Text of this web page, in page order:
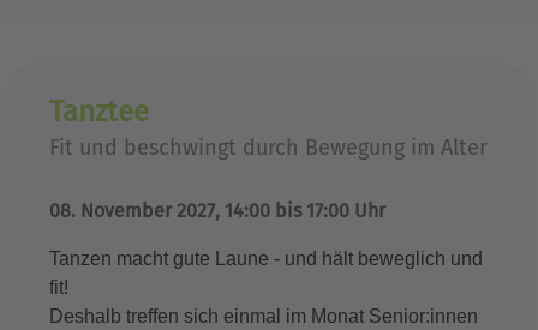
Tanztee
Fit und beschwingt durch Bewegung im Alter
08. November 2027, 14:00 bis 17:00 Uhr
Tanzen macht gute Laune - und hält beweglich und
fit!
Deshalb treffen sich einmal im Monat Senior:innen